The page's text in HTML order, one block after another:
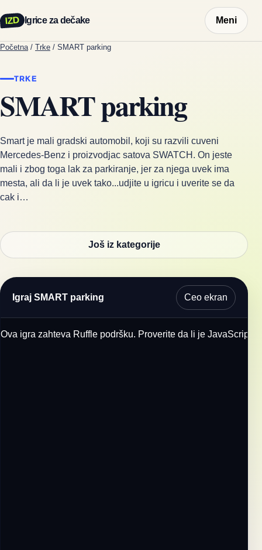
IZD Igrice za dečake Meni
Početna / Trke / SMART parking
TRKE
SMART parking
Smart je mali gradski automobil, koji su razvili cuveni
Mercedes-Benz i proizvodjac satova SWATCH. On jeste
mali i zbog toga lak za parkiranje, jer za njega uvek ima
mesta, ali da li je uvek tako...udjite u igricu i uverite se da
cak i…
Još iz kategorije
Igraj SMART parking Ceo ekran
Ova igra zahteva Ruffle podršku. Proverite da li je JavaScript